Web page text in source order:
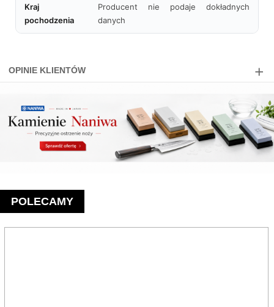
Kraj
pochodzenia
Producent nie podaje dokładnych
danych
OPINIE KLIENTÓW
POLECAMY